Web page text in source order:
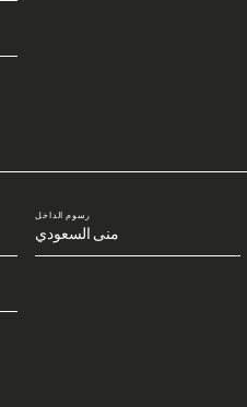
رسوم الداخل
منى السعودي